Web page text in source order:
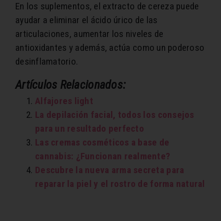
En los suplementos, el extracto de cereza puede
ayudar a eliminar el ácido úrico de las
articulaciones, aumentar los niveles de
antioxidantes y además, actúa como un poderoso
desinflamatorio.
Artículos Relacionados:
Alfajores light
La depilación facial, todos los consejos
para un resultado perfecto
Las cremas cosméticos a base de
cannabis: ¿Funcionan realmente?
Descubre la nueva arma secreta para
reparar la piel y el rostro de forma natural